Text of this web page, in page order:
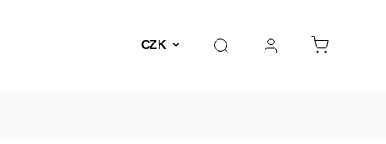
CZK
Hračky Prodejna Kontakt